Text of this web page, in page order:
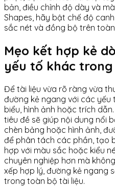
bản, điều chỉnh độ dày và
Shapes, hãy bật chế độ
sắc nét và đồng bộ trên
Mẹo kết hợp kẻ
yếu tố khác trong
Để tài liệu vừa rõ ràng vừa
đường kẻ ngang với các yếu
biểu, hình ảnh hoặc trích
tiêu đề sẽ giúp nội dung nổi
chèn bảng hoặc hình ảnh,
để phân tách các phần, tạo
hợp với màu sắc hoặc kiểu
chuyên nghiệp hơn mà
xếp hợp lý, đường kẻ ngang
trong toàn bộ tài liệu.